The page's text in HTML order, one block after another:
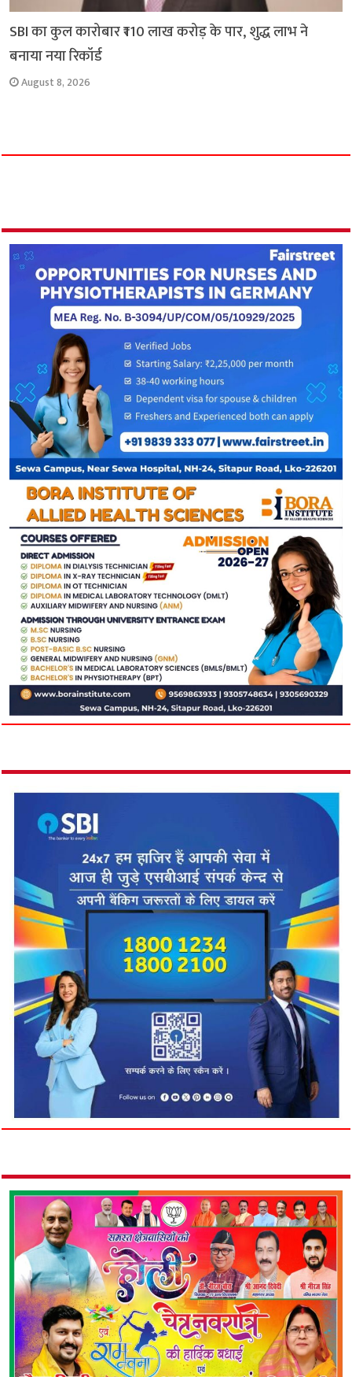
SBI का कुल कारोबार ₹110 लाख करोड़ के पार, शुद्ध लाभ ने
बनाया नया रिकॉर्ड
August 8, 2026